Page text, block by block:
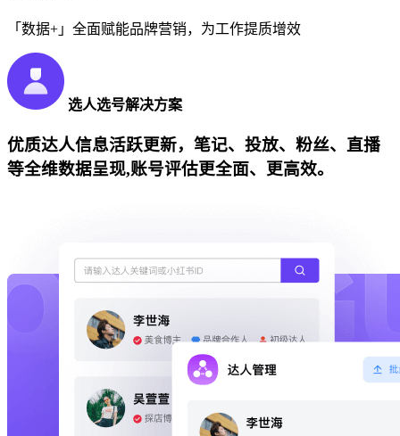
「数据+」全面赋能品牌营销，为工作提质增效
选人选号解决方案
优质达人信息活跃更新，笔记、投放、粉丝、直播
等全维数据呈现,账号评估更全面、更高效。